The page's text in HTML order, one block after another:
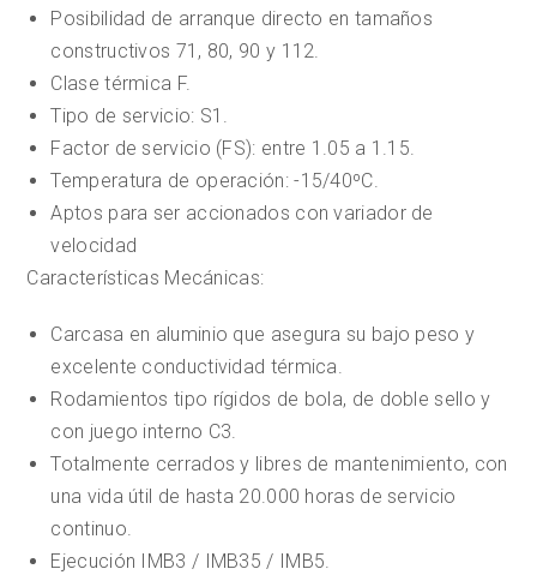
Posibilidad de arranque directo en tamaños
constructivos 71, 80, 90 y 112.
Clase térmica F.
Tipo de servicio: S1.
Factor de servicio (FS): entre 1.05 a 1.15.
Temperatura de operación: -15/40ºC.
Aptos para ser accionados con variador de
velocidad
Características Mecánicas:
Carcasa en aluminio que asegura su bajo peso y
excelente conductividad térmica.
Rodamientos tipo rígidos de bola, de doble sello y
con juego interno C3.
Totalmente cerrados y libres de mantenimiento, con
una vida útil de hasta 20.000 horas de servicio
continuo.
Ejecución IMB3 / IMB35 / IMB5.